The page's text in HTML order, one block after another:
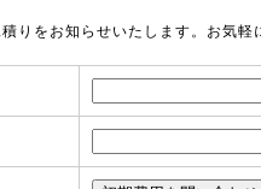
りをお知らせいたします。お気軽